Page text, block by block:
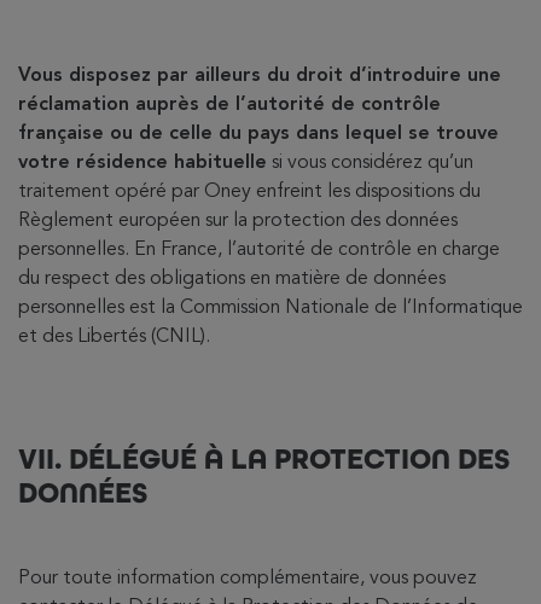
Vous disposez par ailleurs du droit d’introduire une
réclamation auprès de l’autorité de contrôle
française ou de celle du pays dans lequel se trouve
votre résidence habituelle si vous considérez qu’un
traitement opéré par Oney enfreint les dispositions du
Règlement européen sur la protection des données
personnelles. En France, l’autorité de contrôle en charge
du respect des obligations en matière de données
personnelles est la Commission Nationale de l’Informatique
et des Libertés (CNIL).
VII. DÉLÉGUÉ À LA PROTECTION DES
DONNÉES
Pour toute information complémentaire, vous pouvez